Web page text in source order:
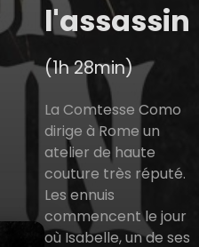
l'assassin
(1h 28min)
La Comtesse Como
dirige à Rome un
atelier de haute
couture très réputé.
Les ennuis
commencent le jour
où Isabelle, un de ses